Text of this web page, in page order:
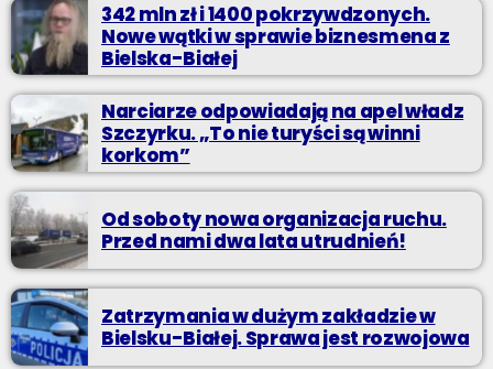
342 mln zł i 1400 pokrzywdzonych.
Nowe wątki w sprawie biznesmena z
Bielska-Białej
Narciarze odpowiadają na apel władz
Szczyrku. „To nie turyści są winni
korkom”
Od soboty nowa organizacja ruchu.
Przed nami dwa lata utrudnień!
Zatrzymania w dużym zakładzie w
Bielsku-Białej. Sprawa jest rozwojowa